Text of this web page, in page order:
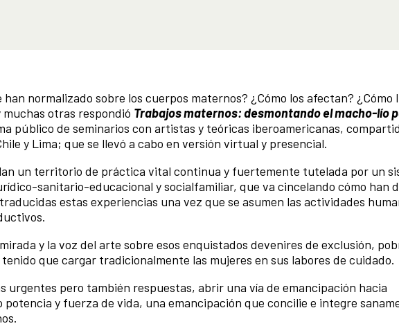
han normalizado sobre los cuerpos maternos? ¿Cómo los afectan? ¿Cómo
otras respondió Trabajos maternos: desmontando el macho-lío
público de seminarios con artistas y teóricas iberoamericanas,
y Lima; que se llevó a cabo en versión virtual y presencial.
un territorio de práctica vital continua y fuertemente tutelada por un
sanitario-educacional y socialfamiliar, que va cincelando cómo han
estas experiencias una vez que se asumen las actividades
y la voz del arte sobre esos enquistados devenires de exclusión,
que cargar tradicionalmente las mujeres en sus labores de cuidado.
urgentes pero también respuestas, abrir una vía de emancipación hacia
potencia y fuerza de vida, una emancipación que concilie e integre